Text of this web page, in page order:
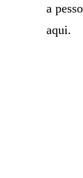
a
aqui.